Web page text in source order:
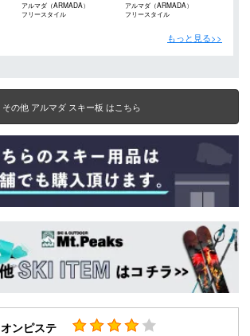
アルマダ（ARMADA）
フリースタイル
アルマダ（ARMADA）
フリースタイル
もっと見る>>
その他 アルマダ スキー板 はこちら
オンピステ